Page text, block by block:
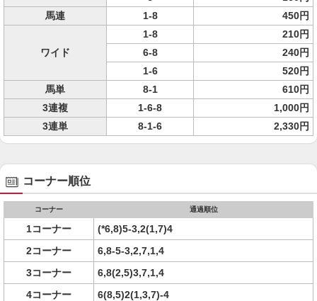
馬連
1-8 450円
ワイド
1-8
210円
6-8
240円
1-6
520円
馬単
8-1
610円
3連複
1-6-8
1,000円
3連単
8-1-6 2,330円
コーナー順位
コーナー 通過順位
1コーナー
(*6,8)5-3,2(1,7)4
2コーナー
6,8-5-3,2,7,1,4
3コーナー
6,8(2,5)3,7,1,4
4コーナー
6(8,5)2(1,3,7)-4